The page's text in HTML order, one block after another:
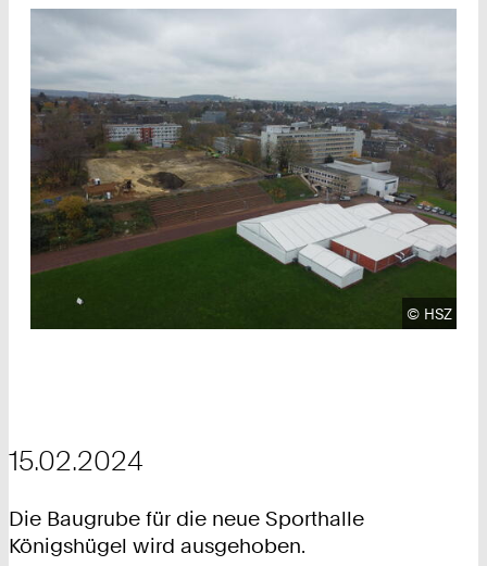
© HSZ
15.02.2024
Die Baugrube für die neue Sporthalle
Königshügel wird ausgehoben.